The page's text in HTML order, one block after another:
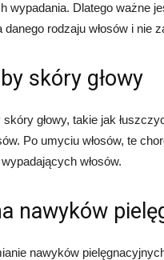
wypadania. Dlatego ważne
danego rodzaju włosów i nie
skóry głowy
głowy, takie jak
Po umyciu włosów, te
włosów.
nawyków
nawyków